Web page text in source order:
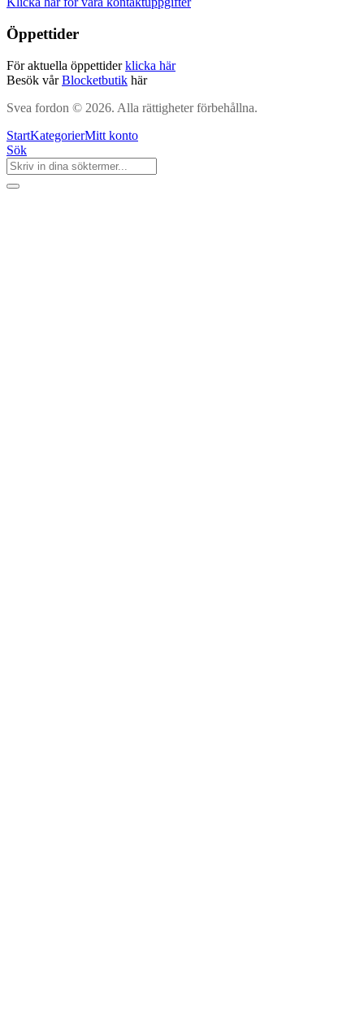
Öppettider
För aktuella öppettiderklicka här
Besök vårBlocketbutik här
Svea fordon © 2026. Alla rättigheter förbehållna.
StartKategorierMitt konto
Sök